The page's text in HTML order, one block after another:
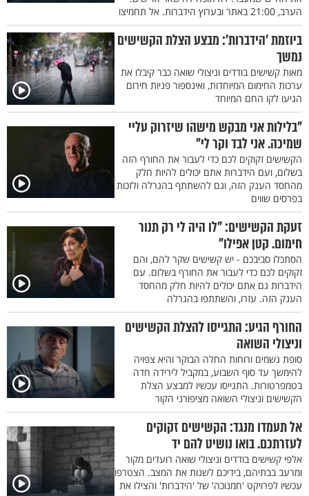
הערב, 21:00 באתר ובערוץ הידברות. אל תחמיצו
ביוזמת 'הידברות': מבצע הצלת הקשישים
נמשך
מאות קשישים בודדים וניצולי שואה כבר קיבלו את
ערכות החימום המיוחדות, ואינספור פניות חירום
הגיעו לקו החם המיוחד
"בלילות אני מבקש מישהו שיזרוק עליי
שמיכה. אני לבד וקר לי"
הקשישים זקוקים לכם כדי לעבור את החורף הזה
בשלום, ועם הידברות אתם יכולים להיות חלק
מהחסד הענק הזה, וגם להשתתף בהגרלה ולזכות
בפרסים שווים
זעקת הקשישים: "לו היה לי רק תנור
חימום. קטן אפילו"
הסתכלו סביבכם - יש קשישים שקר להם, והם
זקוקים לכם כדי לעבור את החורף בשלום. עם
הידברות גם אתם יכולים להיות חלק מהחסד
הענק הזה. עזרו, והשתתפו בהגרלה
החורף הגיע: התגייסו להצלת הקשישים
וניצולי השואה
סופת גשמים ורוחות החלה הבוקר והיא צפויה
להימשך עד סוף השבוע, במקביל לירידה חדה
בטמפרטורות. התגייסו עכשיו למבצע הצלת
הקשישים וניצולי השואה מציפורני הקור
אל תעמדו מנגד: הקשישים זקוקים
לעזרתכם. בואו נושיט להם יד
אלפי קשישים בודדים וניצולי שואה רועדים מקור
ומרעב בבתיהם, בידיכם לשנות את המצב. הצטרפו
עכשיו לפרויקט 'חמנוכה' של 'הידברות' והצילו את